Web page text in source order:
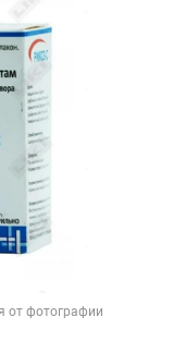
от фотографии